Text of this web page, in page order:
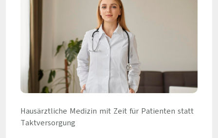
Hausärztliche Medizin mit Zeit für Patienten statt
Taktversorgung